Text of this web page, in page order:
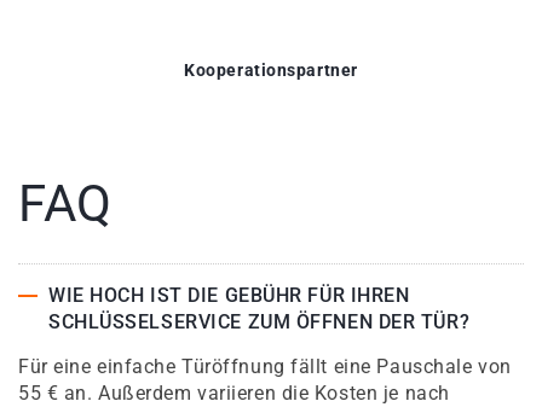
Kooperationspartner
FAQ
WIE HOCH IST DIE GEBÜHR FÜR IHREN
SCHLÜSSELSERVICE ZUM ÖFFNEN DER TÜR?
Für eine einfache Türöffnung fällt eine Pauschale von
55 € an. Außerdem variieren die Kosten je nach